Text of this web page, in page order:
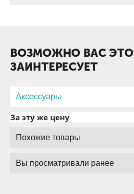
ВОЗМОЖНО ВАС ЭТО
ЗАИНТЕРЕСУЕТ
Аксессуары
За эту же цену
Похожие товары
Вы просматривали ранее